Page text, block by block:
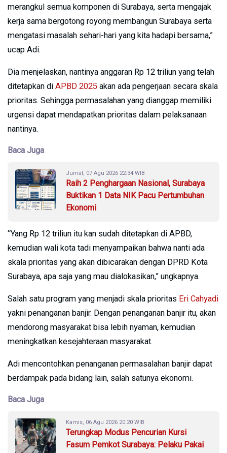
merangkul semua komponen di Surabaya, serta mengajak
kerja sama bergotong royong membangun Surabaya serta
mengatasi masalah sehari-hari yang kita hadapi bersama,”
ucap Adi.
Dia menjelaskan, nantinya anggaran Rp 12 triliun yang telah
ditetapkan di APBD 2025 akan ada pengerjaan secara skala
prioritas. Sehingga permasalahan yang dianggap memiliki
urgensi dapat mendapatkan prioritas dalam pelaksanaan
nantinya.
Baca Juga
Jumat, 07 Agu 2026 22:34 WIB
Raih 2 Penghargaan Nasional, Surabaya
Buktikan 1 Data NIK Pacu Pertumbuhan
Ekonomi
“Yang Rp 12 triliun itu kan sudah ditetapkan di APBD,
kemudian wali kota tadi menyampaikan bahwa nanti ada
skala prioritas yang akan dibicarakan dengan DPRD Kota
Surabaya, apa saja yang mau dialokasikan,” ungkapnya.
Salah satu program yang menjadi skala prioritas Eri Cahyadi
yakni penanganan banjir. Dengan penanganan banjir itu, akan
mendorong masyarakat bisa lebih nyaman, kemudian
meningkatkan kesejahteraan masyarakat.
Adi mencontohkan penanganan permasalahan banjir dapat
berdampak pada bidang lain, salah satunya ekonomi.
Baca Juga
Kamis, 06 Agu 2026 20:20 WIB
Terungkap Modus Pencurian Kursi
Fasum Pemkot Surabaya: Pelaku Pakai